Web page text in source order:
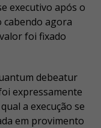
executivo após o
cabendo agora
foi fixado
debeatur
expressamente
a execução se
em provimento